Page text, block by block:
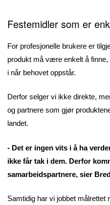
Festemidler som er
For profesjonelle brukere er
produkt må være enkelt å
i når behovet oppstår.
Derfor selger vi ikke direkte,
og partnere som gjør
landet.
- Det er ingen vits i å ha
ikke får tak i dem. Derfor
samarbeidspartnere, sier
Samtidig har vi jobbet målrettet